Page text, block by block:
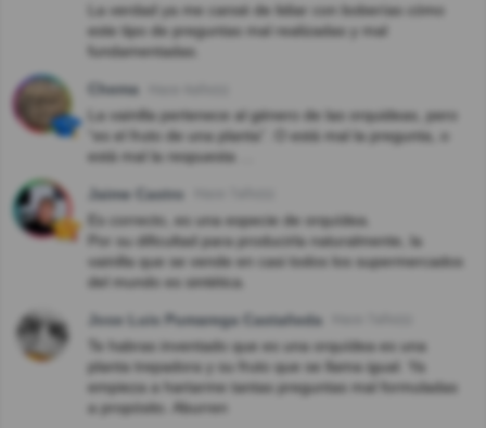
La verdad ya me cansé de lidiar con boberías cómo
este tipo de preguntas mal realizadas y mal
fundamentadas.
Chema
La vainilla pertenece al género de las orquideas, pero
“es el fruto de una planta”. O está mal la pregunta, o
está mal la respuesta …
Jaime Castro
Es correcto, es una especie de orquídea.
Por su dificultad para producirla naturalmente, la
vainilla que se vende en casi todos los supermercados
del mundo es sintética.
Jose Luis Pumarega Castañeda
Te habras inventado que es una orquídea es una
planta trepadora y su fruto que se llama igual. Ya
empieza a hartarme tantas preguntas mal formuladas
a propósito. Aburren